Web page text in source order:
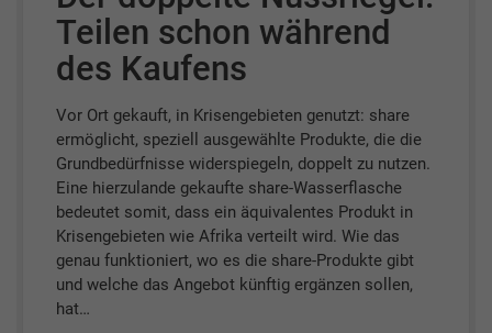
Teilen schon während
des Kaufens
Vor Ort gekauft, in Krisengebieten genutzt: share
ermöglicht, speziell ausgewählte Produkte, die die
Grundbedürfnisse widerspiegeln, doppelt zu nutzen.
Eine hierzulande gekaufte share-Wasserflasche
bedeutet somit, dass ein äquivalentes Produkt in
Krisengebieten wie Afrika verteilt wird. Wie das
genau funktioniert, wo es die share-Produkte gibt
und welche das Angebot künftig ergänzen sollen,
hat…